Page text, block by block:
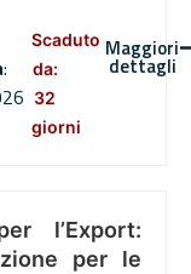
:
Scaduto
da:
32
giorni
Maggiori
dettagli
l’Export:
per le